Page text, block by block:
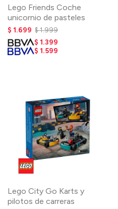
Lego Friends Coche
unicornio de pasteles
$ 1.699 $1.999
$ 1.399
$ 1.599
Lego City Go Karts y
pilotos de carreras